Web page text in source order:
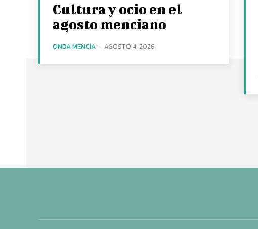
Cultura y ocio en el
agosto menciano
ONDA MENCÍA - AGOSTO 4, 2026